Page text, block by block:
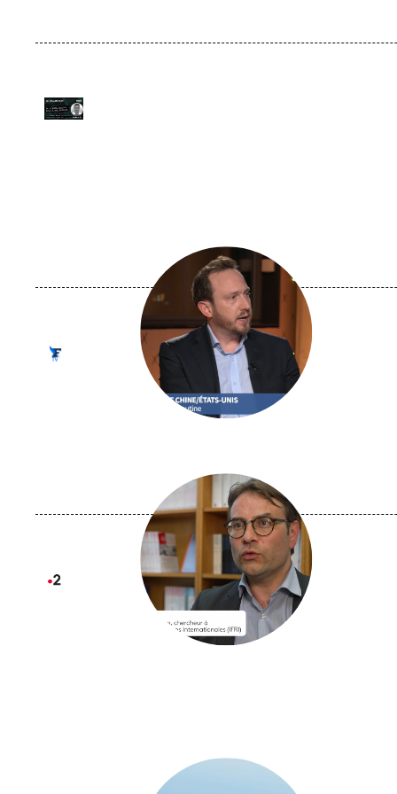
Logo
URL
de
Spotify
Logo
principale
médiatique
Logo
principale
médiatique
principale